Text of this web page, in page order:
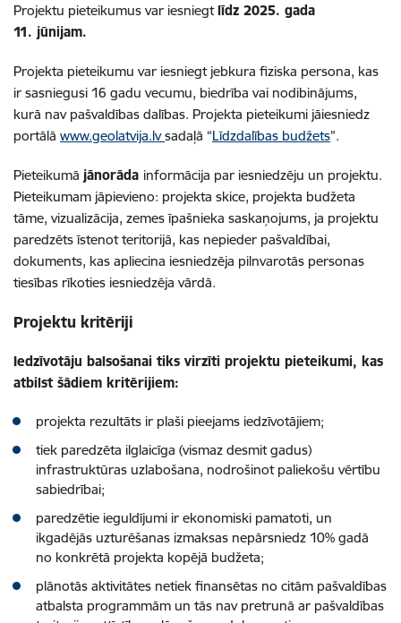
Projektu pieteikumus var iesniegtlīdz 2025. gada
11. jūnijam.
Projekta pieteikumu var iesniegt jebkura fiziska persona, kas
ir sasniegusi 16 gadu vecumu, biedrība vai nodibinājums,
kurā nav pašvaldības dalības. Projekta pieteikumi jāiesniedz
portālā www.geolatvija.lvsadaļā “Līdzdalības budžets”.
Pieteikumā jānorāda informācija par iesniedzēju un projektu.
Pieteikumam jāpievieno: projekta skice, projekta budžeta
tāme, vizualizācija, zemes īpašnieka saskaņojums, ja projektu
paredzēts īstenot teritorijā, kas nepieder pašvaldībai,
dokuments, kas apliecina iesniedzēja pilnvarotās personas
tiesības rīkoties iesniedzēja vārdā.
Projektu kritēriji
Iedzīvotāju balsošanai tiks virzīti projektu pieteikumi, kas
atbilst šādiem kritērijiem:
projekta rezultāts ir plaši pieejams iedzīvotājiem;
tiek paredzēta ilglaicīga (vismaz desmit gadus)
infrastruktūras uzlabošana, nodrošinot paliekošu vērtību
sabiedrībai;
paredzētie ieguldījumi ir ekonomiski pamatoti, un
ikgadējās uzturēšanas izmaksas nepārsniedz 10% gadā
no konkrētā projekta kopējā budžeta;
plānotās aktivitātes netiek finansētas no citām pašvaldības
atbalsta programmām un tās nav pretrunā ar pašvaldības